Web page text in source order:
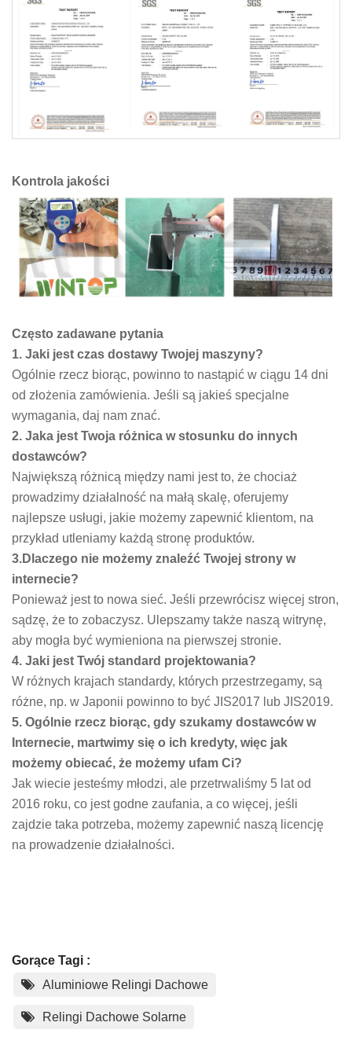
Kontrola jakości
Często zadawane pytania
1. Jaki jest czas dostawy Twojej maszyny?
Ogólnie rzecz biorąc, powinno to nastąpić w ciągu 14 dni
od złożenia zamówienia. Jeśli są jakieś specjalne
wymagania, daj nam znać.
2. Jaka jest Twoja różnica w stosunku do innych
dostawców?
Największą różnicą między nami jest to, że chociaż
prowadzimy działalność na małą skalę, oferujemy
najlepsze usługi, jakie możemy zapewnić klientom, na
przykład utleniamy każdą stronę produktów.
3.Dlaczego nie możemy znaleźć Twojej strony w
internecie?
Ponieważ jest to nowa sieć. Jeśli przewrócisz więcej stron,
sądzę, że to zobaczysz. Ulepszamy także naszą witrynę,
aby mogła być wymieniona na pierwszej stronie.
4. Jaki jest Twój standard projektowania?
W różnych krajach standardy, których przestrzegamy, są
różne, np. w Japonii powinno to być JIS2017 lub JIS2019.
5. Ogólnie rzecz biorąc, gdy szukamy dostawców w
Internecie, martwimy się o ich kredyty, więc jak
możemy obiecać, że możemy ufam Ci?
Jak wiecie jesteśmy młodzi, ale przetrwaliśmy 5 lat od
2016 roku, co jest godne zaufania, a co więcej, jeśli
zajdzie taka potrzeba, możemy zapewnić naszą licencję
na prowadzenie działalności.
Gorące Tagi :
Aluminiowe Relingi Dachowe
Relingi Dachowe Solarne